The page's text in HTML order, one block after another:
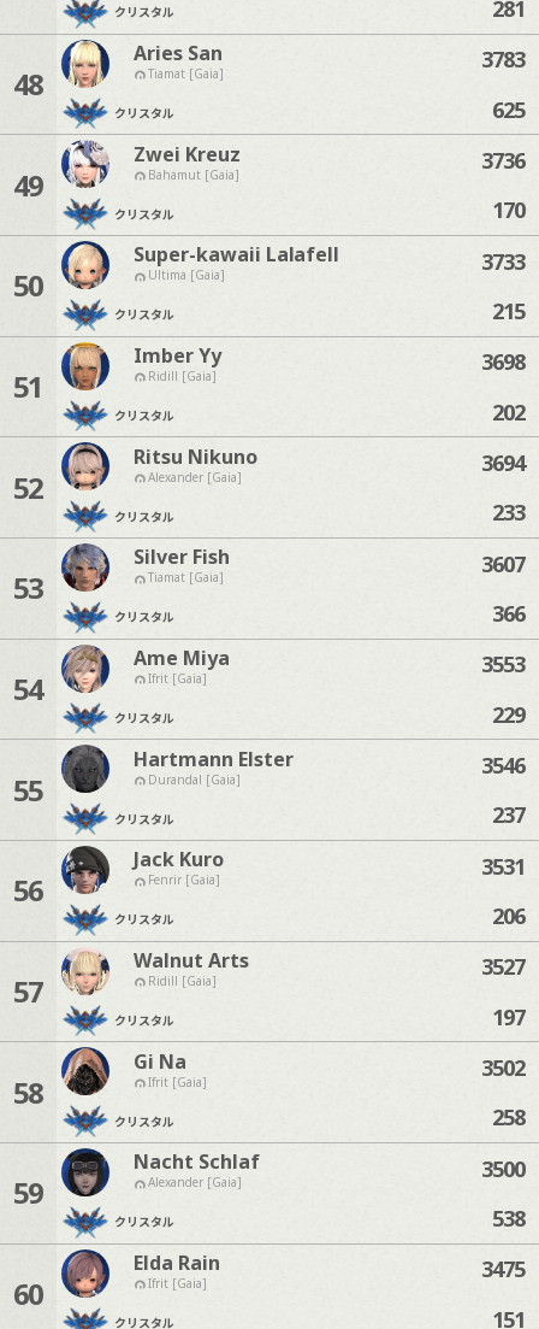
クリスタル
281
48
Aries San
Tiamat [Gaia]
クリスタル
3783
625
49
Zwei Kreuz
Bahamut [Gaia]
クリスタル
3736
170
50
Super-kawaii Lalafell
Ultima [Gaia]
クリスタル
3733
215
51
Imber Yy
Ridill [Gaia]
クリスタル
3698
202
52
Ritsu Nikuno
Alexander [Gaia]
クリスタル
3694
233
53
Silver Fish
Tiamat [Gaia]
クリスタル
3607
366
54
Ame Miya
Ifrit [Gaia]
クリスタル
3553
229
55
Hartmann Elster
Durandal [Gaia]
クリスタル
3546
237
56
Jack Kuro
Fenrir [Gaia]
クリスタル
3531
206
57
Walnut Arts
Ridill [Gaia]
クリスタル
3527
197
58
Gi Na
Ifrit [Gaia]
クリスタル
3502
258
59
Nacht Schlaf
Alexander [Gaia]
クリスタル
3500
538
60
Elda Rain
Ifrit [Gaia]
クリスタル
3475
151